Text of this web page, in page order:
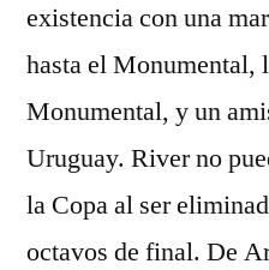
existencia con una
hasta el Monumental,
Monumental, y un
Uruguay. River no
la Copa al ser
octavos de final. De